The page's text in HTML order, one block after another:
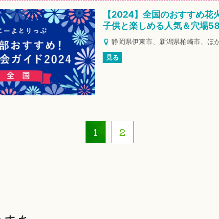
【2024】全国のおすすめ花
子供と楽しめる人気＆穴場
静岡県伊東市、新潟県柏崎市、ほ
見る
1 2